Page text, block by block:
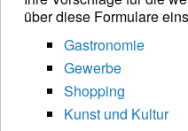
über diese Formulare
Gastronomie
Gewerbe
Shopping
Kunst und Kultur